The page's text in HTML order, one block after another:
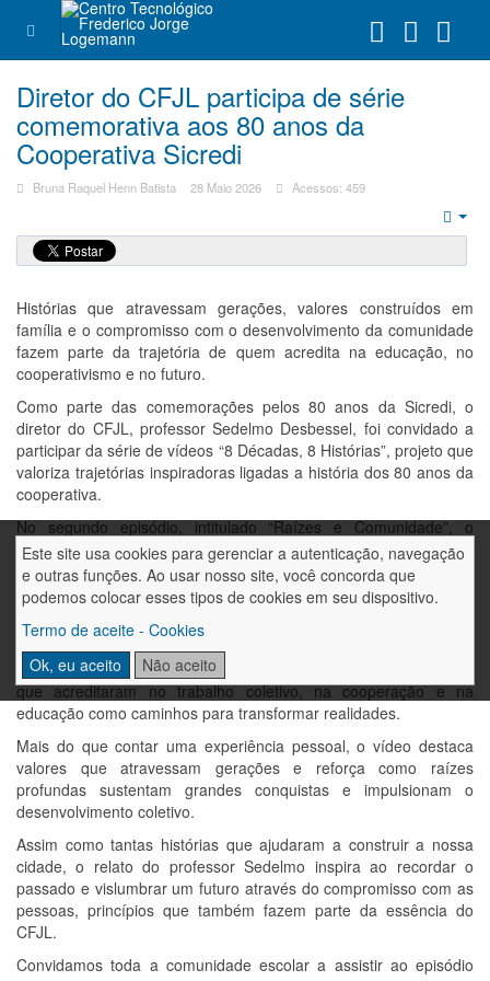
Este site usa cookies para gerenciar a autenticação, navegação
e outras funções. Ao usar nosso site, você concorda que
podemos colocar esses tipos de cookies em seu dispositivo.
Termo de aceite - Cookies
Ok, eu aceito
Não aceito
Diretor do CFJL participa de série
comemorativa aos 80 anos da
Cooperativa Sicredi
Bruna Raquel Henn Batista 28 Maio 2026 Acessos: 459
Histórias que atravessam gerações, valores construídos em
família e o compromisso com o desenvolvimento da comunidade
fazem parte da trajetória de quem acredita na educação, no
cooperativismo e no futuro.
Como parte das comemorações pelos 80 anos da Sicredi, o
diretor do CFJL, professor Sedelmo Desbessel, foi convidado a
participar da série de vídeos “8 Décadas, 8 Histórias”, projeto que
valoriza trajetórias inspiradoras ligadas a história dos 80 anos da
cooperativa.
No segundo episódio, intitulado “Raízes e Comunidade”, o
professor Sedelmo compartilha memórias, relembrando como o
surgimento de uma cooperativa de crédito foi fundamental para
impulsionar negócios, fortalecer a agricultura e apoiar iniciativas
A produção também evidencia a história de Horizontina e mostra
como o crescimento da cidade está ligado às pessoas e famílias
que acreditaram no trabalho coletivo, na cooperação e na
educação como caminhos para transformar realidades.
Mais do que contar uma experiência pessoal, o vídeo destaca
valores que atravessam gerações e reforça como raízes
profundas sustentam grandes conquistas e impulsionam o
desenvolvimento coletivo.
Assim como tantas histórias que ajudaram a construir a nossa
cidade, o relato do professor Sedelmo inspira ao recordar o
passado e vislumbrar um futuro através do compromisso com as
pessoas, princípios que também fazem parte da essência do
CFJL.
Convidamos toda a comunidade escolar a assistir ao episódio